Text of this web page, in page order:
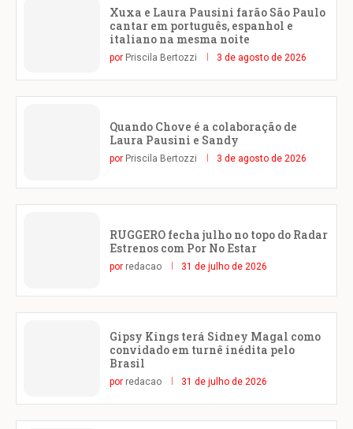
Xuxa e Laura Pausini farão São Paulo
cantar em português, espanhol e
italiano na mesma noite
por Priscila Bertozzi 3 de agosto de 2026
Quando Chove é a colaboração de
Laura Pausini e Sandy
por Priscila Bertozzi 3 de agosto de 2026
RUGGERO fecha julho no topo do Radar
Estrenos com Por No Estar
por redacao 31 de julho de 2026
Gipsy Kings terá Sidney Magal como
convidado em turnê inédita pelo
Brasil
por redacao 31 de julho de 2026